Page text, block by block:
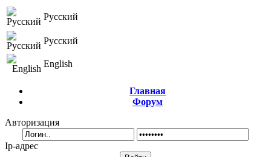
Русский
Русский
English
Главная
Форум
Авторизация
Ip-адрес